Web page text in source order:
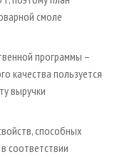
смоле
программы –
качества пользуется
выручки
способных
соответствии